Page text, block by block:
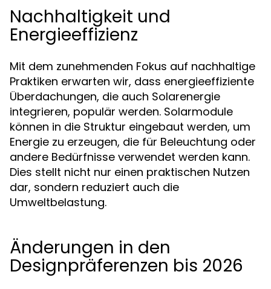
Nachhaltigkeit und
Energieeffizienz
Mit dem zunehmenden Fokus auf nachhaltige
Praktiken erwarten wir, dass energieeffiziente
Überdachungen, die auch Solarenergie
integrieren, populär werden. Solarmodule
können in die Struktur eingebaut werden, um
Energie zu erzeugen, die für Beleuchtung oder
andere Bedürfnisse verwendet werden kann.
Dies stellt nicht nur einen praktischen Nutzen
dar, sondern reduziert auch die
Umweltbelastung.
Änderungen in den
Designpräferenzen bis 2026